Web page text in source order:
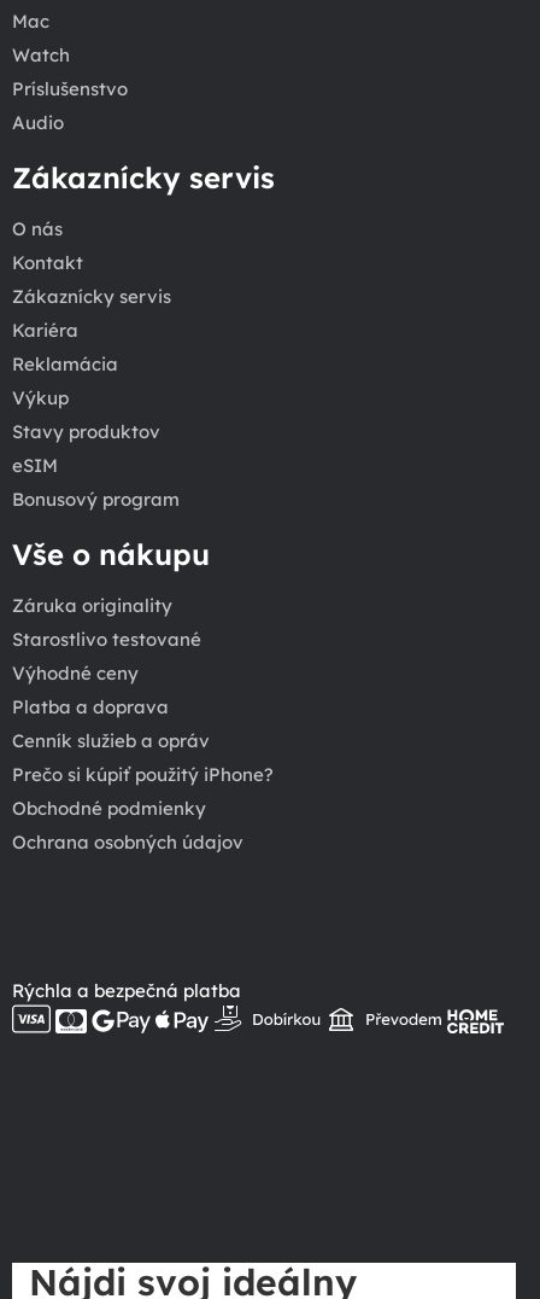
Mac
Watch
Príslušenstvo
Audio
Zákaznícky servis
O nás
Kontakt
Zákaznícky servis
Kariéra
Reklamácia
Výkup
Stavy produktov
eSIM
Bonusový program
Vše o nákupu
Záruka originality
Starostlivo testované
Výhodné ceny
Platba a doprava
Cenník služieb a opráv
Prečo si kúpiť použitý iPhone?
Obchodné podmienky
Ochrana osobných údajov
Rýchla a bezpečná platba
Nájdi svoj ideálny